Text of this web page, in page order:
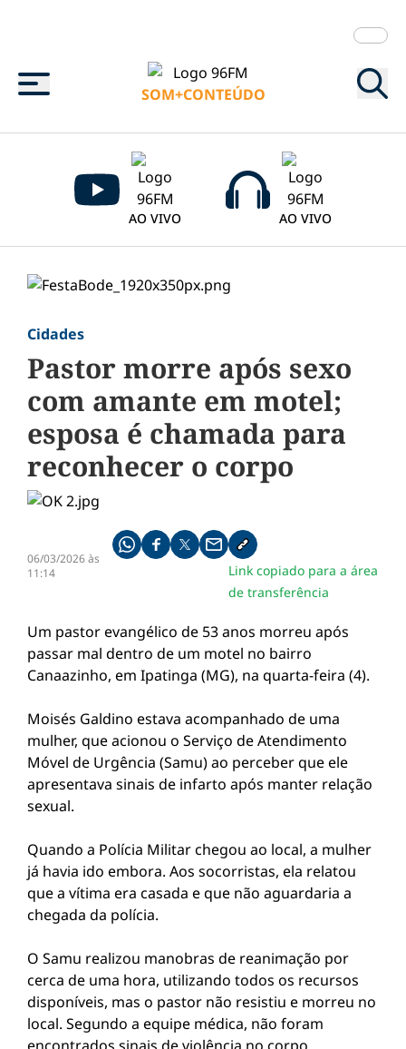
Menu
SOM+CONTEÚDO
AO VIVO AO VIVO
Cidades
Pastor morre após sexo
com amante em motel;
esposa é chamada para
reconhecer o corpo
06/03/2026 às
11:14
Compartilhe pelo whatsapp
Compartilhar no facebook
Compartilhar no twitter
Compartilhe pelo email
Copiar link da notícia
Link copiado para a área
de transferência
Um pastor evangélico de 53 anos morreu após
passar mal dentro de um motel no bairro
Canaazinho, em Ipatinga (MG), na quarta-feira (4).
Moisés Galdino estava acompanhado de uma
mulher, que acionou o Serviço de Atendimento
Móvel de Urgência (Samu) ao perceber que ele
apresentava sinais de infarto após manter relação
sexual.
Quando a Polícia Militar chegou ao local, a mulher
já havia ido embora. Aos socorristas, ela relatou
que a vítima era casada e que não aguardaria a
chegada da polícia.
O Samu realizou manobras de reanimação por
cerca de uma hora, utilizando todos os recursos
disponíveis, mas o pastor não resistiu e morreu no
local. Segundo a equipe médica, não foram